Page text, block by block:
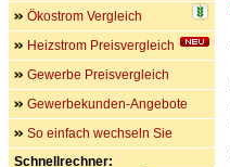
Ökostrom Vergleich
Heizstrom Preisvergleich
Gewerbe Preisvergleich
Gewerbekunden-Angebote
So einfach wechseln Sie
Schnellrechner: